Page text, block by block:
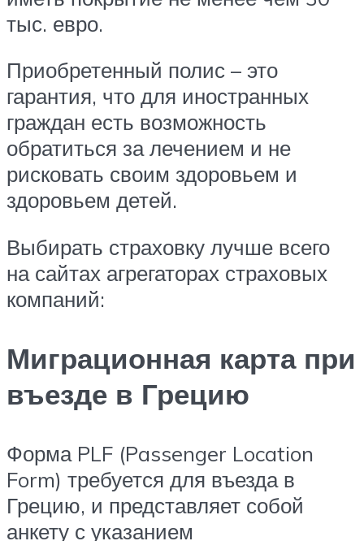
тыс. евро.
Приобретенный полис – это
гарантия, что для иностранных
граждан есть возможность
обратиться за лечением и не
рисковать своим здоровьем и
здоровьем детей.
Выбирать страховку лучше всего
на сайтах агрегаторах страховых
компаний:
Миграционная карта при
въезде в Грецию
Форма PLF (Passenger Location
Form) требуется для въезда в
Грецию, и представляет собой
анкету с указанием